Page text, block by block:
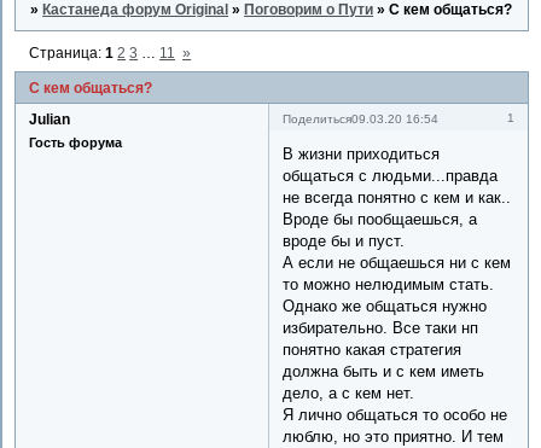
» Кастанеда форум Original » Поговорим о Пути »С кем общаться?
С кем общаться?
Страница:1 2 3 11 »
Поделиться 1
09.03.20 16:54
Julian
Гость форума
В жизни приходиться
общаться с людьми...правда
не всегда понятно с кем и как..
Вроде бы пообщаешься, а
вроде бы и пуст.
А если не общаешься ни с кем
то можно нелюдимым стать.
Однако же общаться нужно
избирательно. Все таки нп
понятно какая стратегия
должна быть и с кем иметь
дело, а с кем нет.
Я лично общаться то особо не
люблю, но это приятно. И тем